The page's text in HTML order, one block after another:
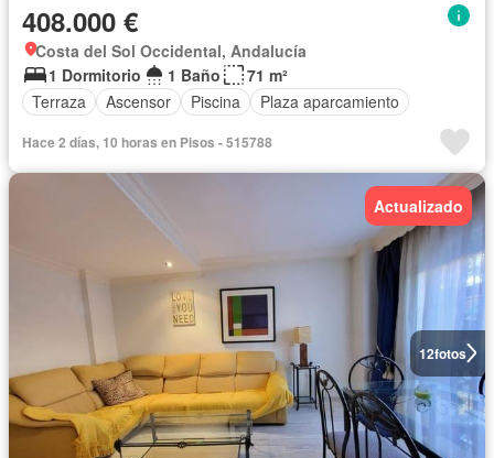
408.000 €
Costa del Sol Occidental, Andalucía
1 Dormitorio
1 Baño
71 m²
Terraza
Ascensor Piscina Plaza aparcamiento
Hace 2 días, 10 horas en Pisos - 515788
12fotos
Actualizado